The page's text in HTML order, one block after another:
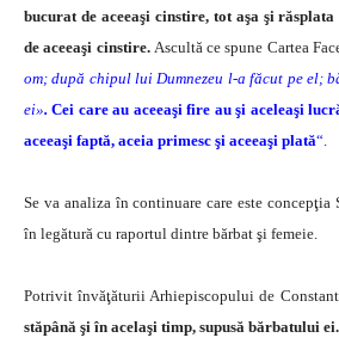
bucurat de aceeaşi cinstire, tot aşa şi
de aceeaşi cinstire. Ascultă ce spune Cartea
om; după chipul lui Dumnezeu l-a făcut pe el;
ei». Cei care au aceeaşi fire au şi aceleaşi
aceeaşi faptă, aceia primesc şi aceeaşi plată“.
Se va analiza în continuare care este
în legătură cu raportul dintre bărbat şi femeie.
Potrivit învăţăturii Arhiepiscopului de
stăpână şi în acelaşi timp, supusă bărbatului ei.